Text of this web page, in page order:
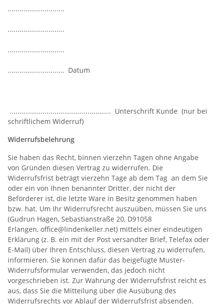
.............................
.............................
.............................
............................. Datum
.................................................... Unterschrift Kunde (nur bei
schriftlichem Widerruf)
Widerrufsbelehrung
Sie haben das Recht, binnen vierzehn Tagen ohne Angabe
von Gründen diesen Vertrag zu widerrufen. Die
Widerrufsfrist beträgt vierzehn Tage ab dem Tag an dem Sie
oder ein von Ihnen benannter Dritter, der nicht der
Beförderer ist, die letzte Ware in Besitz genommen haben
bzw. hat. Um Ihr Widerrufsrecht auszuüben, müssen Sie uns
(Gudrun Hagen, Sebastianstraße 20, D91058
Erlangen, office@lindenkeller.net) mittels einer eindeutigen
Erklärung (z. B. ein mit der Post versandter Brief, Telefax oder
E-Mail) über Ihren Entschluss, diesen Vertrag zu widerrufen,
informieren. Sie können dafür das beigefügte Muster-
Widerrufsformular verwenden, das jedoch nicht
vorgeschrieben ist. Zur Wahrung der Widerrufsfrist reicht es
aus, dass Sie die Mitteilung über die Ausübung des
Widerrufsrechts vor Ablauf der Widerrufsfrist absenden.